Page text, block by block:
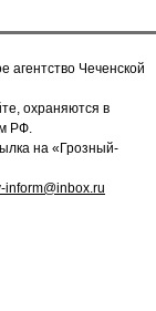
Чеченской
охраняются в
РФ.
на «Грозный-
inform@inbox.ru